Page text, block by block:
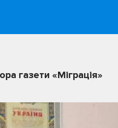
газети «Міграція»